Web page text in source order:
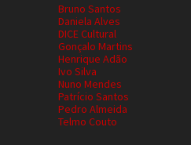
Bruno Santos
Daniela Alves
DICE Cultural
Gonçalo Martins
Henrique Adão
Ivo Silva
Nuno Mendes
Patrício Santos
Pedro Almeida
Telmo Couto